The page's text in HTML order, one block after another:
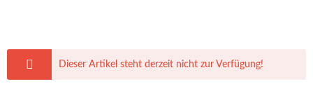
Dieser Artikel steht derzeit nicht zur Verfügung!